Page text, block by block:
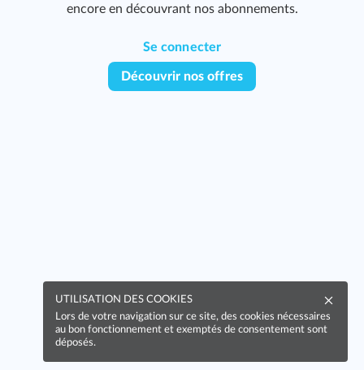
encore en découvrant nos abonnements.
Se connecter
Découvrir nos offres
UTILISATION DES COOKIES
Lors de votre navigation sur ce site, des cookies nécessaires
au bon fonctionnement et exemptés de consentement sont
déposés.